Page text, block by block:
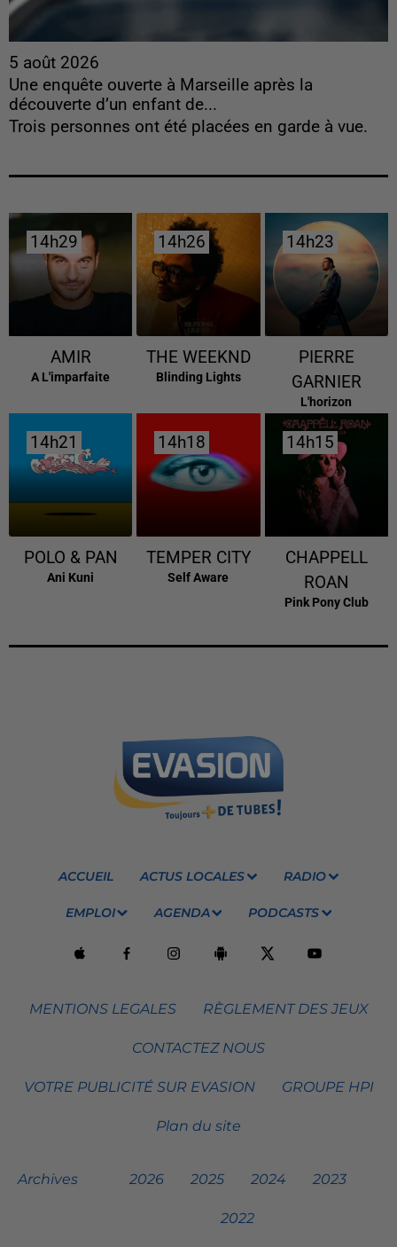
5 août 2026
Une enquête ouverte à Marseille après la
découverte d’un enfant de...
Trois personnes ont été placées en garde à vue.
14h29
14h29
AMIR
A L'imparfaite
14h26
14h26
THE WEEKND
Blinding Lights
14h23
14h23
PIERRE
GARNIER
L'horizon
14h21
14h21
POLO & PAN
Ani Kuni
14h18
14h18
TEMPER CITY
Self Aware
14h15
14h15
CHAPPELL
ROAN
Pink Pony Club
ACCUEIL ACTUS LOCALES RADIO
EMPLOI AGENDA PODCASTS
MENTIONS LEGALES RÈGLEMENT DES JEUX
CONTACTEZ NOUS
VOTRE PUBLICITÉ SUR EVASION GROUPE HPI
Plan du site
Archives 2026 2025 2024 2023
2022